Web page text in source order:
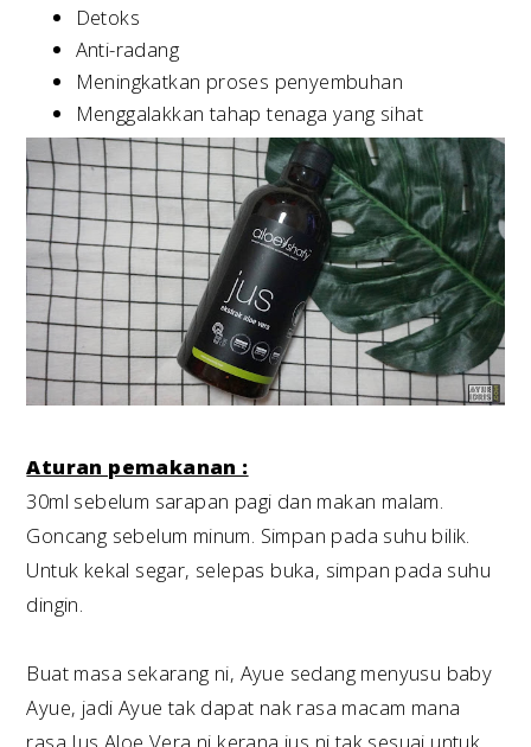
Detoks
Anti-radang
Meningkatkan proses penyembuhan
Menggalakkan tahap tenaga yang sihat
Aturan pemakanan :
30ml sebelum sarapan pagi dan makan malam.
Goncang sebelum minum. Simpan pada suhu bilik.
Untuk kekal segar, selepas buka, simpan pada suhu
dingin.
Buat masa sekarang ni, Ayue sedang menyusu baby
Ayue, jadi Ayue tak dapat nak rasa macam mana
rasa Jus Aloe Vera ni kerana jus ni tak sesuai untuk